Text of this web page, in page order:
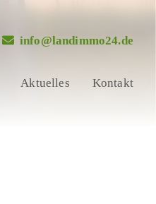
info@landimmo24.de
Aktuelles Kontakt